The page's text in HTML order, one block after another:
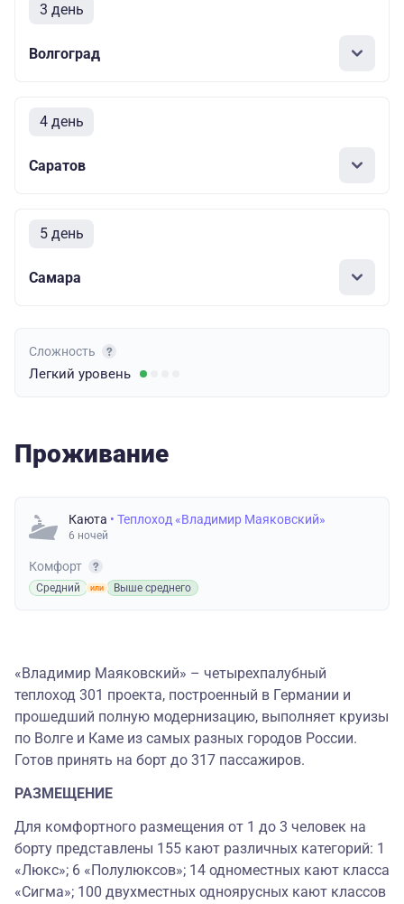
3 день
Волгоград
4 день
Саратов
5 день
Самара
Сложность
Легкий уровень
Проживание
Каюта • Теплоход «Владимир Маяковский»
6 ночей
Комфорт
Средний Выше среднего
«Владимир Маяковский» – четырехпалубный
теплоход 301 проекта, построенный в Германии и
прошедший полную модернизацию, выполняет круизы
по Волге и Каме из самых разных городов России.
Готов принять на борт до 317 пассажиров.
РАЗМЕЩЕНИЕ
Для комфортного размещения от 1 до 3 человек на
борту представлены 155 кают различных категорий: 1
«Люкс»; 6 «Полулюксов»; 14 одноместных кают класса
«Сигма»; 100 двухместных одноярусных кают классов